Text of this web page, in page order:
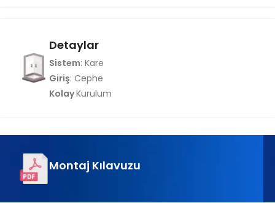
Detaylar
Sistem: Kare
Giriş: Cephe
KolayKurulum
Montaj Kılavuzu